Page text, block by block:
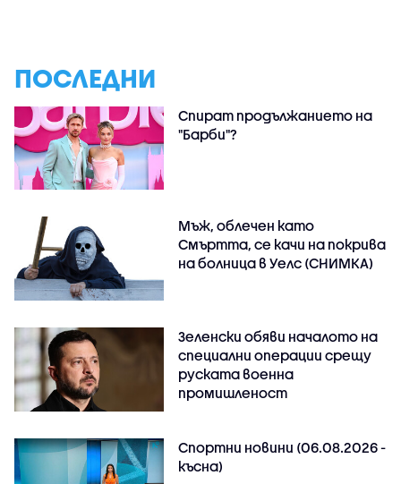
ПОСЛЕДНИ
Спират продължанието на
"Барби"?
Мъж, облечен като
Смъртта, се качи на покрива
на болница в Уелс (СНИМКА)
Зеленски обяви началото на
специални операции срещу
руската военна
промишленост
Спортни новини (06.08.2026 -
късна)